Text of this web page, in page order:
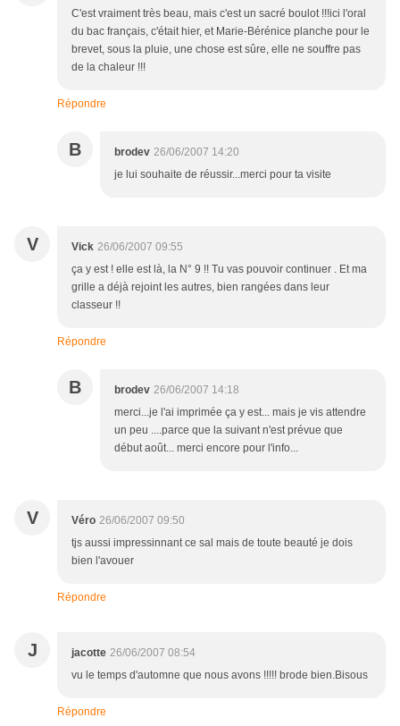
C'est vraiment très beau, mais c'est un sacré boulot !!!ici l'oral
du bac français, c'était hier, et Marie-Bérénice planche pour le
brevet, sous la pluie, une chose est sûre, elle ne souffre pas
de la chaleur !!!
Répondre
B brodev 26/06/2007 14:20
je lui souhaite de réussir...merci pour ta visite
V Vick 26/06/2007 09:55
ça y est ! elle est là, la N° 9 !! Tu vas pouvoir continuer . Et ma
grille a déjà rejoint les autres, bien rangées dans leur
classeur !!
Répondre
B brodev 26/06/2007 14:18
merci...je l'ai imprimée ça y est... mais je vis attendre
un peu ....parce que la suivant n'est prévue que
début août... merci encore pour l'info...
V Véro 26/06/2007 09:50
tjs aussi impressinnant ce sal mais de toute beauté je dois
bien l'avouer
Répondre
J jacotte 26/06/2007 08:54
vu le temps d'automne que nous avons !!!!! brode bien.Bisous
Répondre